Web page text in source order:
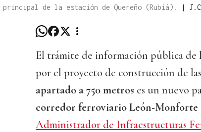
principal de la estación de Quereño (Rubiá). |
El trámite de información pública de
por el proyecto de construcción de las
apartado a 750 metros es un nuevo
corredor ferroviario León-Monforte
Administrador de Infraestructuras